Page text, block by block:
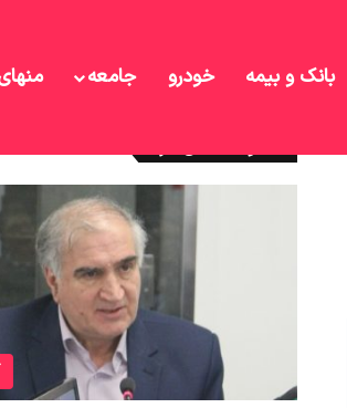
بانک و بیمه خودرو جامعه